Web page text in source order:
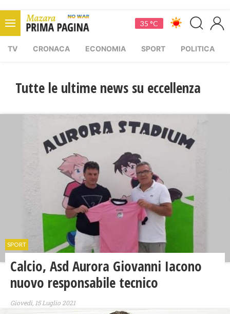
35 °C
TV CRONACA ECONOMIA SPORT POLITICA
Tutte le ultime news su eccellenza
SPORT
Calcio, Asd Aurora Giovanni Iacono
nuovo responsabile tecnico
Giovedì, 15 Luglio 2021